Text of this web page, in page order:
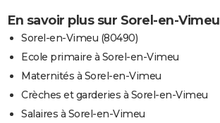
En savoir plus sur Sorel-en-Vimeu
Sorel-en-Vimeu (80490)
Ecole primaire à Sorel-en-Vimeu
Maternités à Sorel-en-Vimeu
Crèches et garderies à Sorel-en-Vimeu
Salaires à Sorel-en-Vimeu